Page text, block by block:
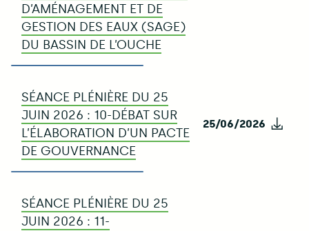
D’AMÉNAGEMENT ET DE
GESTION DES EAUX (SAGE)
DU BASSIN DE L’OUCHE
SÉANCE PLÉNIÈRE DU 25
JUIN 2026 : 10-DÉBAT SUR
L’ÉLABORATION D’UN PACTE
DE GOUVERNANCE
25/06/2026
SÉANCE PLÉNIÈRE DU 25
JUIN 2026 : 11-